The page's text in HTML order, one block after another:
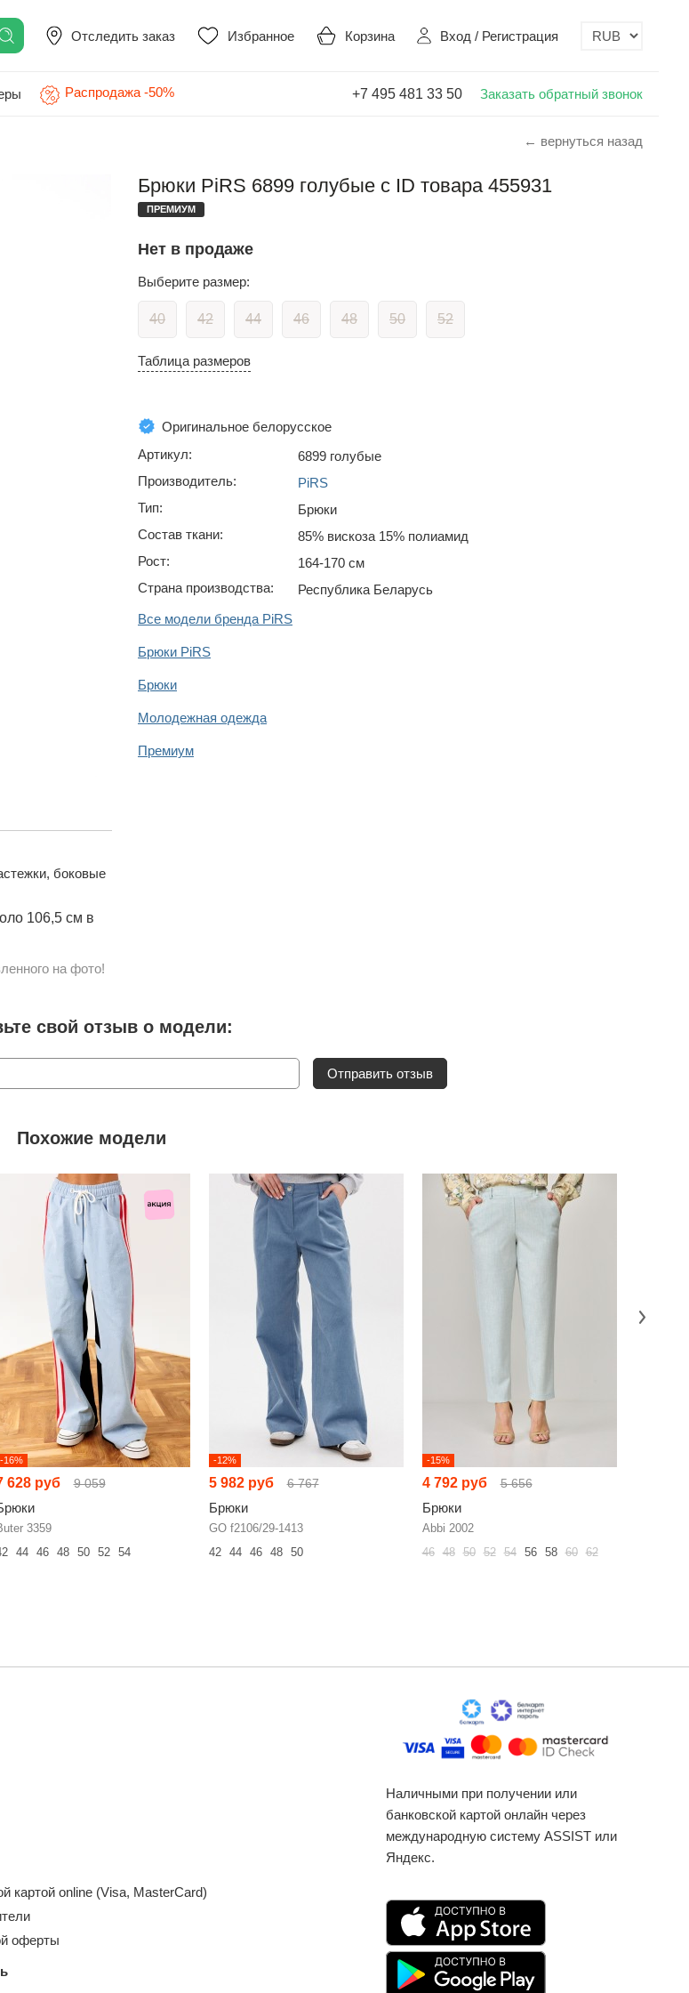
Отследить заказ Избранное Корзина Вход / Регистрация
Распродажа -50% +7 495 481 33 50 Заказать обратный звонок
← вернуться назад
боковые
106,5 см в
на фото!
Брюки PiRS 6899 голубые с ID товара 455931
ПРЕМИУМ
Нет в продаже
Выберите размер:
40 42 44 46 48 50 52
Таблица размеров
Оригинальное белорусское
Артикул:
6899 голубые
Производитель:
PiRS
Тип:
Брюки
Состав ткани:
85% вискоза 15% полиамид
Рост:
164-170 см
Страна производства:
Республика Беларусь
Все модели бренда PiRS
Брюки PiRS
Брюки
Молодежная одежда
Премиум
свой отзыв о модели:
Отправить отзыв
Похожие модели
-16%
628 руб 9 059
3359
44 46 48 50 52 54
-12%
5 982 руб 6 767
Брюки
GO f2106/29-1413
42
44 46 48 50
-15%
4 792 руб 5 656
Брюки
Abbi 2002
46 48 50 52 54 56 58 60 62
картой online (Visa, MasterCard)
оферты
Наличными при получении или
банковской картой онлайн через
международную систему ASSIST или
Яндекс.